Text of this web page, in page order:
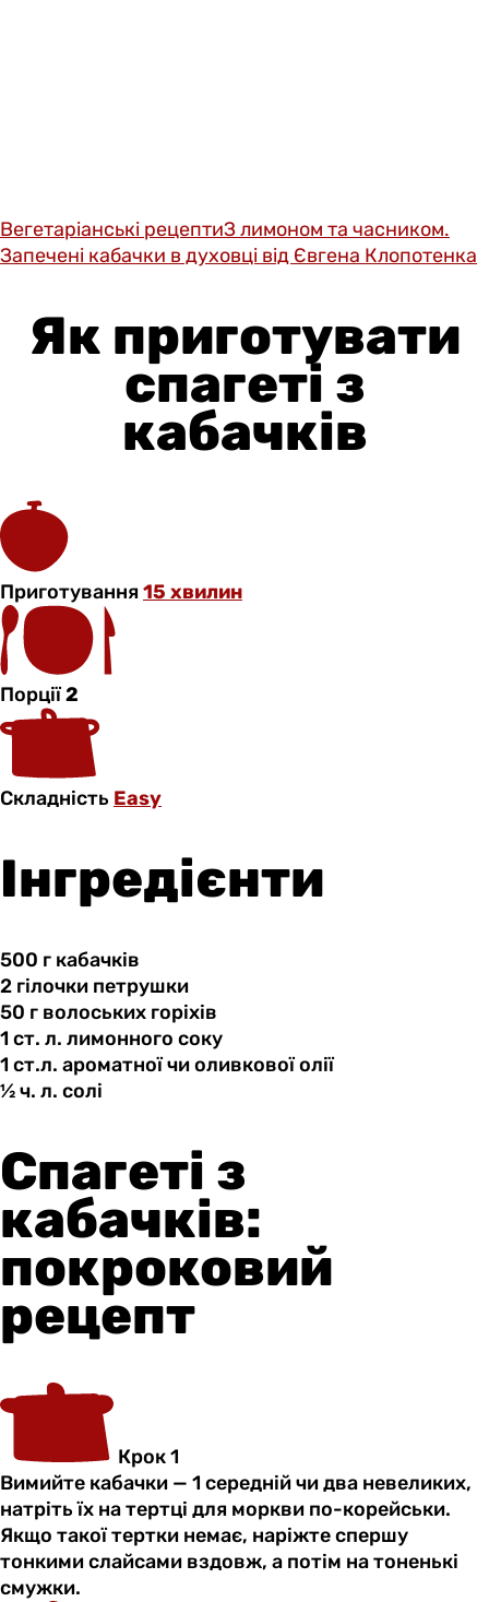
Вегетаріанські рецептиЗ лимоном та часником.
Запечені кабачки в духовці від Євгена Клопотенка
Як приготувати
спагеті з
кабачків
Приготування15 хвилин
Порції2
Складність Easy
Інгредієнти
500 г кабачків
2 гілочки петрушки
50 г волоських горіхів
1 ст. л. лимонного соку
1 ст.л. ароматноїчи оливкової олії
½ ч. л. солі
Спагеті з
кабачків:
покроковий
рецепт
Крок 1
Вимийте кабачки — 1 середній чи два невеликих,
натріть їх на тертці для моркви по-корейськи.
Якщо такої тертки немає, наріжте спершу
тонкими слайсами вздовж, а потім на тоненькі
смужки.